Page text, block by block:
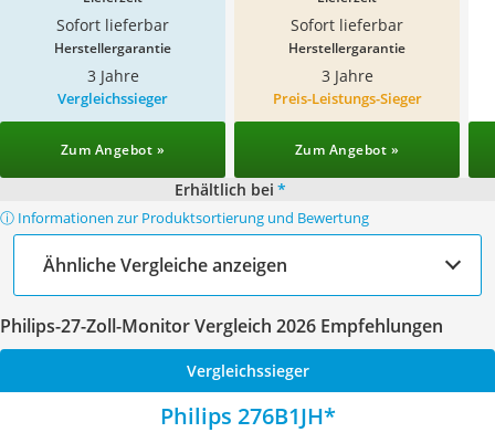
Sofort lieferbar Sofort lieferbar
Herstellergarantie
3 Jahre
Herstellergarantie
3 Jahre
Vergleichssieger
Zum Angebot »
Preis-Leistungs-Sieger
Zum Angebot »
Erhältlich bei *
ⓘ Informationen zur Produktsortierung und Bewertung
Ähnliche Vergleiche anzeigen
Philips-27-Zoll-Monitor Vergleich 2026 Empfehlungen
Vergleichssieger
Philips 276B1JH